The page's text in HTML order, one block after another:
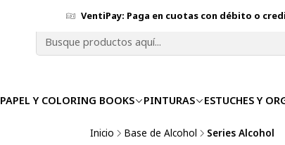
PAPEL Y COLORING BOOKS PINTURAS ESTUCHES Y
VentiPay: Paga en cuotas con débito o
Inicio Base de Alcohol Series Alcohol